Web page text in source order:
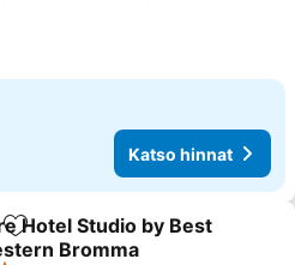
Katso hinnat
Lisää suosikkeihin
Hotel Studio by Best
Bromma